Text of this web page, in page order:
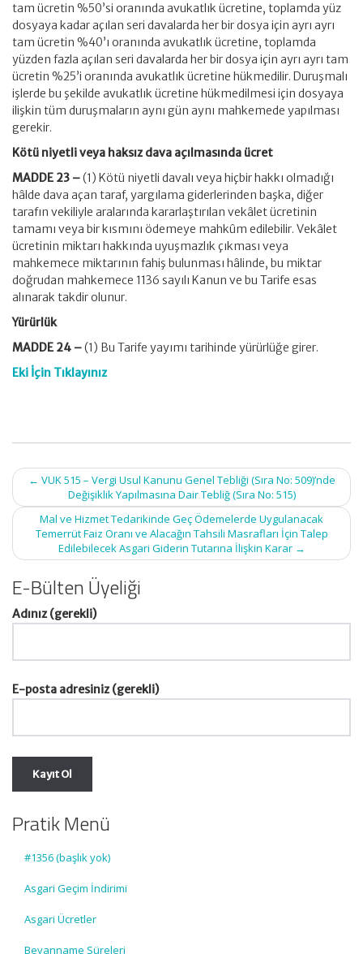
tam ücretin %50’si oranında avukatlık ücretine, toplamda yüz
dosyaya kadar açılan seri davalarda her bir dosya için ayrı ayrı
tam ücretin %40’ı oranında avukatlık ücretine, toplamda
yüzden fazla açılan seri davalarda her bir dosya için ayrı ayrı tam
ücretin %25’i oranında avukatlık ücretine hükmedilir. Duruşmalı
işlerde bu şekilde avukatlık ücretine hükmedilmesi için dosyaya
ilişkin tüm duruşmaların aynı gün aynı mahkemede yapılması
gerekir.
Kötü niyetli veya haksız dava açılmasında ücret
MADDE 23 –(1) Kötü niyetli davalı veya hiçbir hakkı olmadığı
hâlde dava açan taraf, yargılama giderlerinden başka, diğer
tarafın vekiliyle aralarında kararlaştırılan vekâlet ücretinin
tamamı veya bir kısmını ödemeye mahkûm edilebilir. Vekâlet
ücretinin miktarı hakkında uyuşmazlık çıkması veya
mahkemece miktarının fahiş bulunması hâlinde, bu miktar
doğrudan mahkemece 1136 sayılı Kanun ve bu Tarife esas
alınarak takdir olunur.
Yürürlük
MADDE 24 –(1) Bu Tarife yayımı tarihinde yürürlüğe girer.
Eki İçin Tıklayınız
Post
navigation
← VUK 515 – Vergi Usul Kanunu Genel Tebliği (Sıra No: 509)’nde
Değişiklik Yapılmasına Dair Tebliğ (Sıra No: 515)
Mal ve Hizmet Tedarikinde Geç Ödemelerde Uygulanacak
Temerrüt Faiz Oranı ve Alacağın Tahsili Masrafları İçin Talep
Edilebilecek Asgari Giderin Tutarına İlişkin Karar →
E-Bülten Üyeliği
Adınız (gerekli)
E-posta adresiniz (gerekli)
Pratik Menü
#1356 (başlık yok)
Asgari Geçim İndirimi
Asgari Ücretler
Beyanname Süreleri